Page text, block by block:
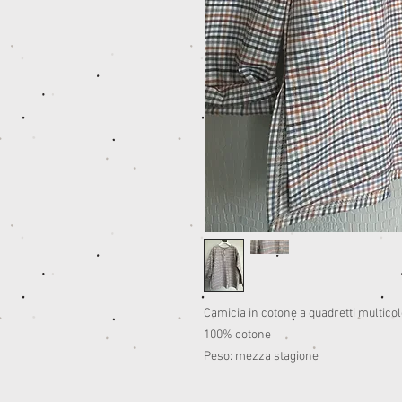
Camicia in cotone a quadretti
100% cotone
Peso: mezza stagione